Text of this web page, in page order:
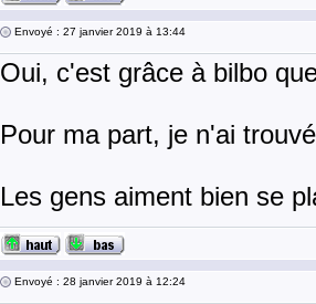
Envoyé : 27 janvier 2019 à 13:44
Oui, c'est grâce à bilbo
Pour ma part, je n'ai
Les gens aiment bien se
Envoyé : 28 janvier 2019 à 12:24